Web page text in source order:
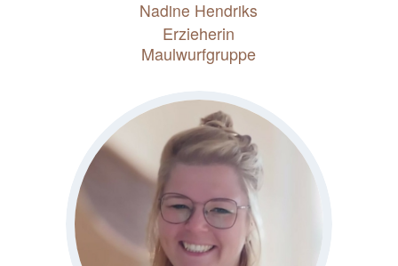
Nadine Hendriks
Erzieherin
Maulwurfgruppe